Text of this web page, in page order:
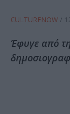
CULTURENOW /
Έφυγε από